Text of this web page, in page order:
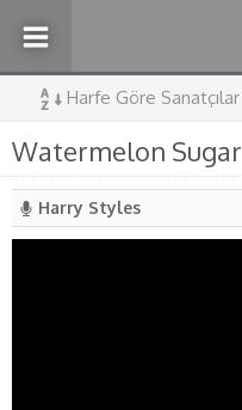
Harfe Göre Sanatçılar
Watermelon Sugar
Harry Styles